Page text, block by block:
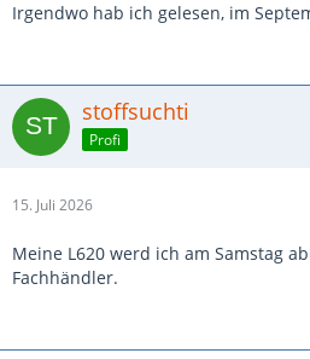
Irgendwo hab ich gelesen, im
stoffsuchti
Profi
15. Juli 2026
Meine L620 werd ich am Samstag
Fachhändler.